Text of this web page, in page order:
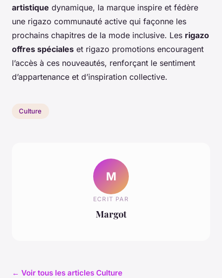
artistique dynamique, la marque inspire et fédère
une rigazo communauté active qui façonne les
prochains chapitres de la mode inclusive. Les rigazo
offres spéciales et rigazo promotions encouragent
l’accès à ces nouveautés, renforçant le sentiment
d’appartenance et d’inspiration collective.
Culture
M
ECRIT PAR
Margot
← Voir tous les articles Culture